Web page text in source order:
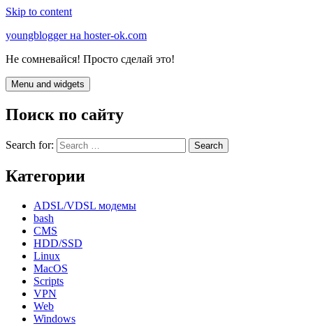
Skip to content
youngblogger на hoster-ok.com
Не сомневайся! Просто сделай это!
Menu and widgets
Поиск по сайту
Search for:
Категории
ADSL/VDSL модемы
bash
CMS
HDD/SSD
Linux
MacOS
Scripts
VPN
Web
Windows